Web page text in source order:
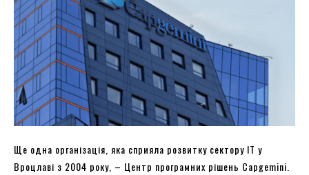
Ще одна організація, яка сприяла розвитку сектору ІТ у
Вроцлаві з 2004 року, – Центр програмних рішень Capgemini.